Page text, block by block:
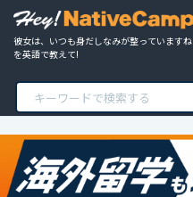
彼女は、いつも身だしなみが整っていますね
を英語で教えて!